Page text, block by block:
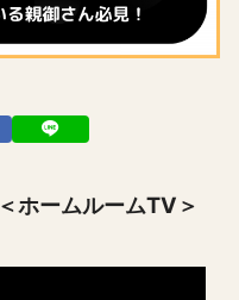
ホームルームTV＞